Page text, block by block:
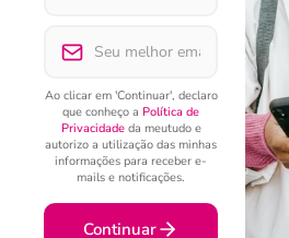
Ao clicar em 'Continuar', declaro
que conheço a Política de
Privacidadeda meutudo e
autorizo a utilização das minhas
informações para receber e-
mails e notificações.
Continuar